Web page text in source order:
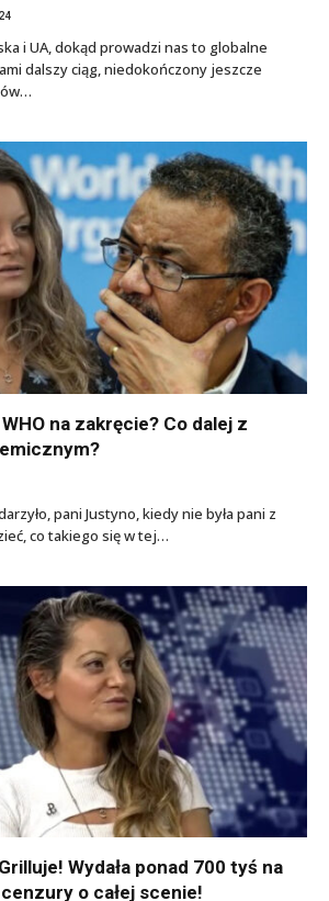
i UA, dokąd prowadzi nas to globalne
dalszy ciąg, niedokończony jeszcze
na zakręcie? Co dalej z
pani Justyno, kiedy nie była pani z
co takiego się w tej…
Wydała ponad 700 tyś na
o całej scenie!